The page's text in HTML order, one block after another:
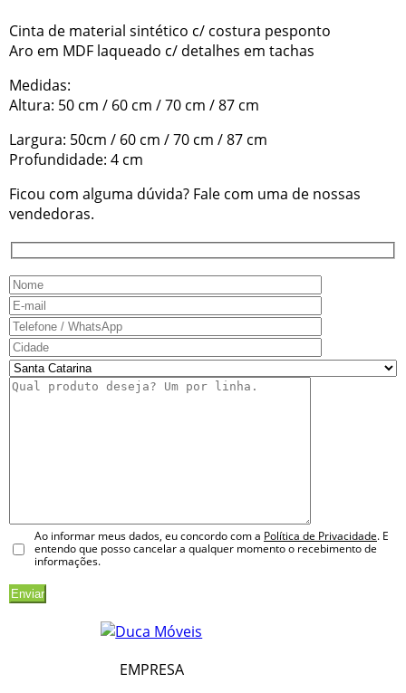
Cinta de material sintético c/ costura pesponto
Aro em MDF laqueado c/ detalhes em tachas
Medidas:
Altura: 50 cm / 60 cm / 70 cm / 87 cm
Largura: 50cm / 60 cm / 70 cm / 87 cm
Profundidade: 4 cm
Ficou com alguma dúvida? Fale com uma de nossas
vendedoras.
Ao informar meus dados, eu concordo com a Política de Privacidade. E
entendo que posso cancelar a qualquer momento o recebimento de
informações.
EMPRESA